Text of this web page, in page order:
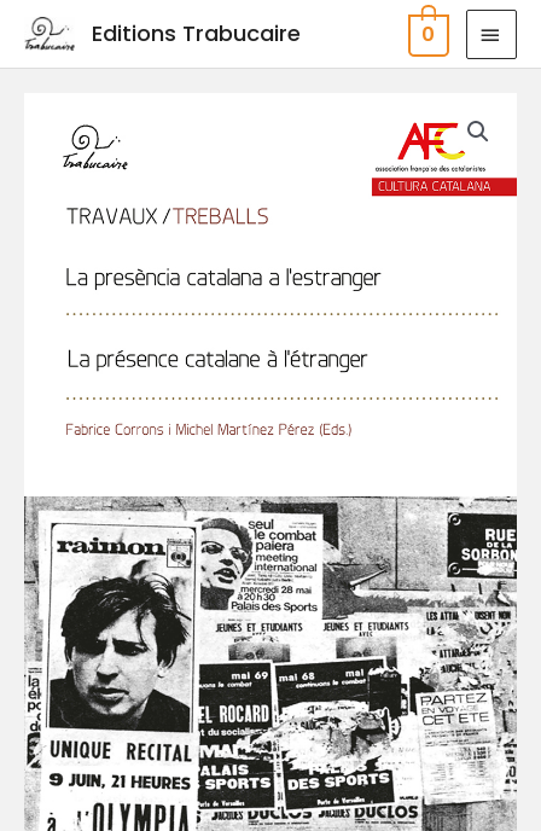
contenu
Editions Trabucaire 0
catalana
l'estranger
présence